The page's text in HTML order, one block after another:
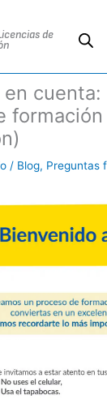
de
en
/ Blog, Preguntas